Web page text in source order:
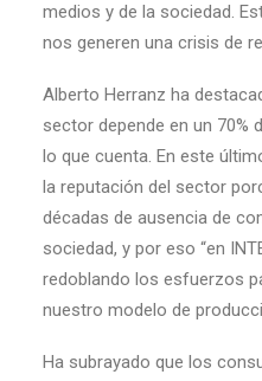
medios y de la sociedad.
nos generen una crisis de
Alberto Herranz ha
sector depende en un 70%
lo que cuenta. En este
la reputación del sector
décadas de ausencia de
sociedad, y por eso “en
redoblando los esfuerzos
nuestro modelo de
Ha subrayado que los